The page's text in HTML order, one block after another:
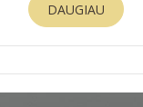
DAUGIAU